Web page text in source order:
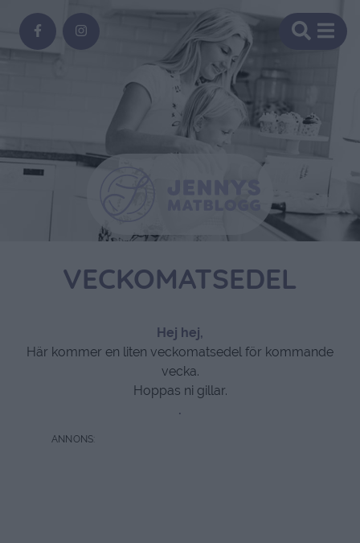
VECKOMATSEDEL
Hej hej,
Här kommer en liten veckomatsedel för kommande
vecka.
Hoppas ni gillar.
.